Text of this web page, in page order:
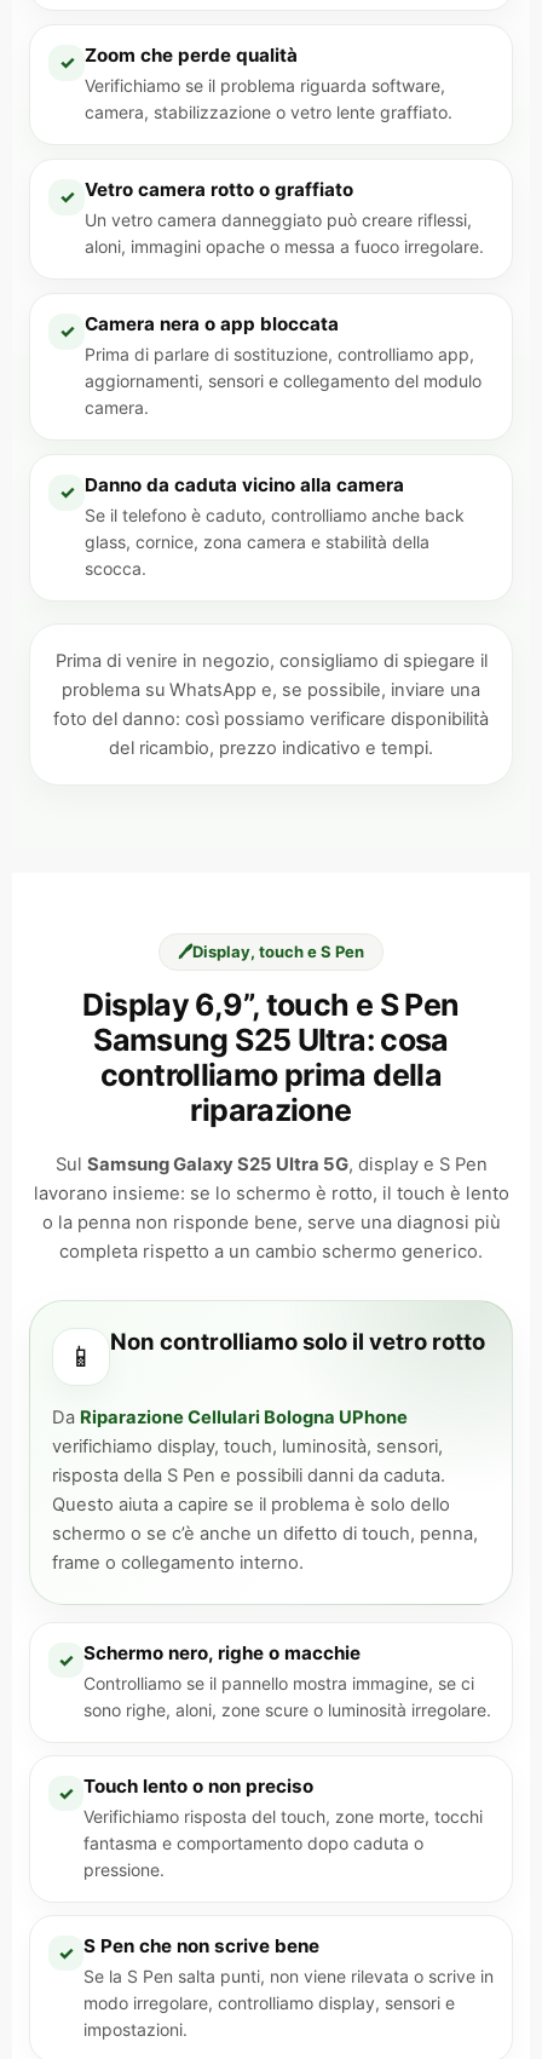
✓ Zoom che perde qualità
Verifichiamo se il problema riguarda software,
camera, stabilizzazione o vetro lente graffiato.
✓ Vetro camera rotto o graffiato
Un vetro camera danneggiato può creare riflessi,
aloni, immagini opache o messa a fuoco irregolare.
✓ Camera nera o app bloccata
Prima di parlare di sostituzione, controlliamo app,
aggiornamenti, sensori e collegamento del modulo
camera.
✓ Danno da caduta vicino alla camera
Se il telefono è caduto, controlliamo anche back
glass, cornice, zona camera e stabilità della
scocca.
Prima di venire in negozio, consigliamo di spiegare il
problema su WhatsApp e, se possibile, inviare una
foto del danno: così possiamo verificare disponibilità
del ricambio, prezzo indicativo e tempi.
🖊️Display, touch e S Pen
Display 6,9”, touch e S Pen
Samsung S25 Ultra: cosa
controlliamo prima della
riparazione
Sul Samsung Galaxy S25 Ultra 5G, display e S Pen
lavorano insieme: se lo schermo è rotto, il touch è lento
o la penna non risponde bene, serve una diagnosi più
completa rispetto a un cambio schermo generico.
📱 Non controlliamo solo il vetro rotto
Da Riparazione Cellulari Bologna UPhone
verifichiamo display, touch, luminosità, sensori,
risposta della S Pen e possibili danni da caduta.
Questo aiuta a capire se il problema è solo dello
schermo o se c’è anche un difetto di touch, penna,
frame o collegamento interno.
✓ Schermo nero, righe o macchie
Controlliamo se il pannello mostra immagine, se ci
sono righe, aloni, zone scure o luminosità irregolare.
✓ Touch lento o non preciso
Verifichiamo risposta del touch, zone morte, tocchi
fantasma e comportamento dopo caduta o
pressione.
✓ S Pen che non scrive bene
Se la S Pen salta punti, non viene rilevata o scrive in
modo irregolare, controlliamo display, sensori e
impostazioni.